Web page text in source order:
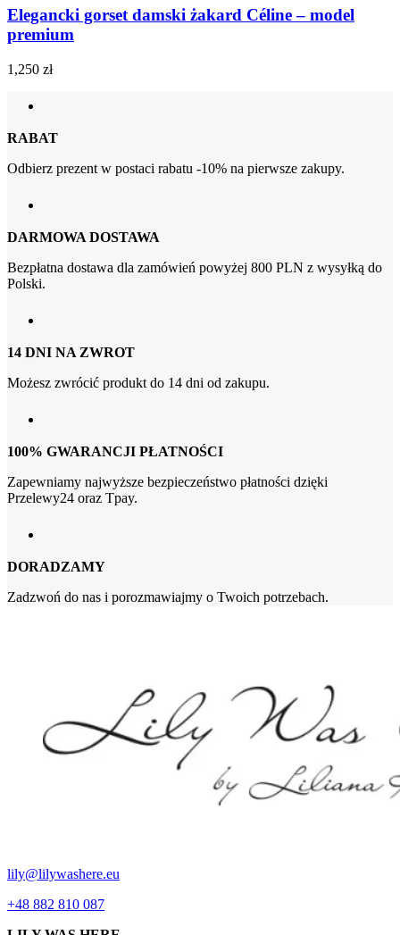
Elegancki gorset damski żakard Céline – model
premium
1,250 zł
RABAT
Odbierz prezent w postaci rabatu -10% na pierwsze zakupy.
DARMOWA DOSTAWA
Bezpłatna dostawa dla zamówień powyżej 800 PLN z wysyłką do
Polski.
14 DNI NA ZWROT
Możesz zwrócić produkt do 14 dni od zakupu.
100% GWARANCJI PŁATNOŚCI
Zapewniamy najwyższe bezpieczeństwo płatności dzięki
Przelewy24 oraz Tpay.
DORADZAMY
Zadzwoń do nas i porozmawiajmy o Twoich potrzebach.
lily@lilywashere.eu
+48 882 810 087